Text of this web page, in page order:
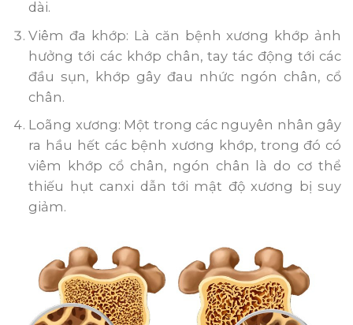
dài.
Viêm đa khớp: Là căn bệnh xương khớp ảnh
hưởng tới các khớp chân, tay tác động tới các
đầu sụn, khớp gây đau nhức ngón chân, cổ
chân.
Loãng xương: Một trong các nguyên nhân gây
ra hầu hết các bệnh xương khớp, trong đó có
viêm khớp cổ chân, ngón chân là do cơ thể
thiếu hụt canxi dẫn tới mật độ xương bị suy
giảm.